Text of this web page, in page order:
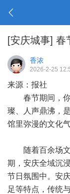
[安庆城事] 春
香浓
2026-2-25
来源：报社
春节期间，你
璨、人声鼎沸，
馆里弥漫的文化
随着百余场文
期，安庆全域沉
节日氛围中。安
足等特点，传统